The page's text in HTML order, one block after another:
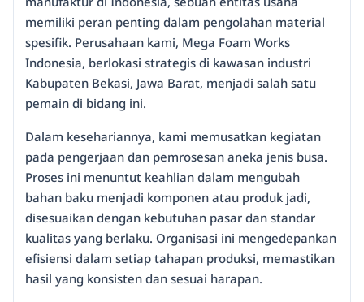
memiliki peran penting dalam pengolahan material
spesifik. Perusahaan kami, Mega Foam Works
Indonesia, berlokasi strategis di kawasan industri
Kabupaten Bekasi, Jawa Barat, menjadi salah satu
pemain di bidang ini.
Dalam kesehariannya, kami memusatkan kegiatan
pada pengerjaan dan pemrosesan aneka jenis busa.
Proses ini menuntut keahlian dalam mengubah
bahan baku menjadi komponen atau produk jadi,
disesuaikan dengan kebutuhan pasar dan standar
kualitas yang berlaku. Organisasi ini mengedepankan
efisiensi dalam setiap tahapan produksi, memastikan
hasil yang konsisten dan sesuai harapan.